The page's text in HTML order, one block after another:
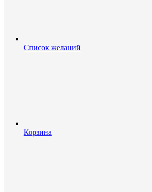
Список желаний
Корзина